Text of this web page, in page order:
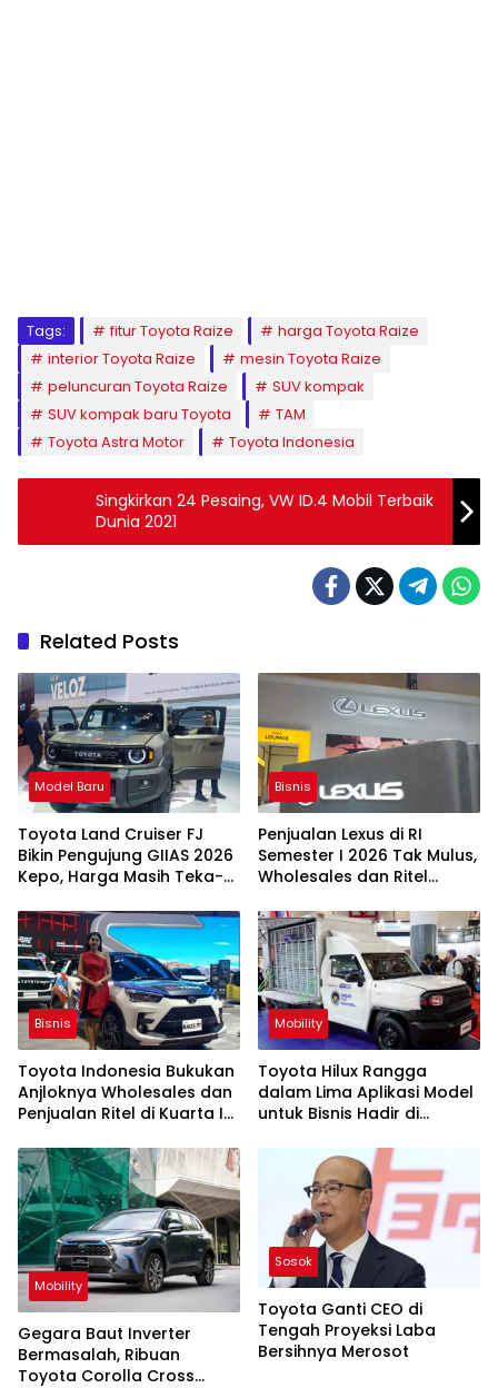
Tags: fitur Toyota Raize
harga Toyota Raize
interior Toyota Raize
mesin Toyota Raize
peluncuran Toyota Raize
SUV kompak
SUV kompak baru Toyota
TAM
Toyota Astra Motor
Toyota Indonesia
Singkirkan 24 Pesaing, VW ID.4 Mobil Terbaik
Dunia 2021
Related Posts
Model Baru
Toyota Land Cruiser FJ
Bikin Pengujung GIIAS 2026
Kepo, Harga Masih Teka-
Bisnis
Penjualan Lexus di RI
Semester I 2026 Tak Mulus,
Wholesales dan Ritel
Bisnis
Toyota Indonesia Bukukan
Anjloknya Wholesales dan
Penjualan Ritel di Kuarta I
Mobility
Toyota Hilux Rangga
dalam Lima Aplikasi Model
untuk Bisnis Hadir di
Mobility
Gegara Baut Inverter
Bermasalah, Ribuan
Toyota Corolla Cross
Sosok
Toyota Ganti CEO di
Tengah Proyeksi Laba
Bersihnya Merosot